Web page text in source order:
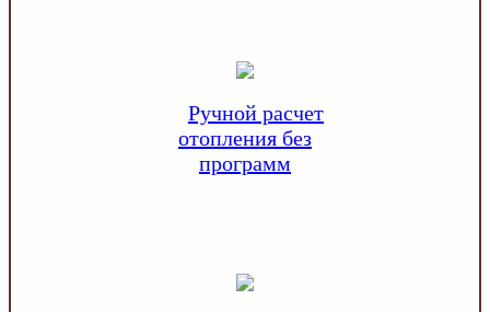
Ручной расчет
отопления без
программ